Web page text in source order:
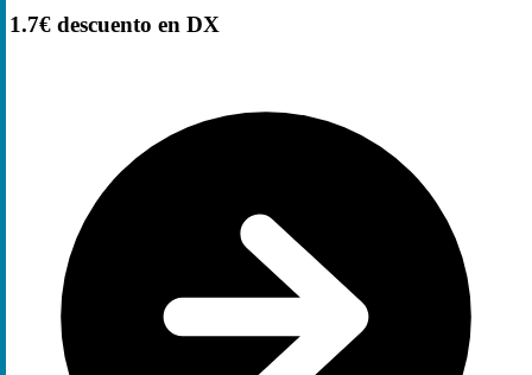
1.7€ descuento en DX